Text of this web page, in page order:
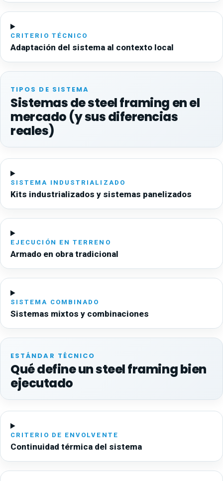
CRITERIO TÉCNICO
Adaptación del sistema al contexto local
TIPOS DE SISTEMA
Sistemas de steel framing en el
mercado (y sus diferencias
reales)
SISTEMA INDUSTRIALIZADO
Kits industrializados y sistemas panelizados
EJECUCIÓN EN TERRENO
Armado en obra tradicional
SISTEMA COMBINADO
Sistemas mixtos y combinaciones
ESTÁNDAR TÉCNICO
Qué define un steel framing bien
ejecutado
CRITERIO DE ENVOLVENTE
Continuidad térmica del sistema